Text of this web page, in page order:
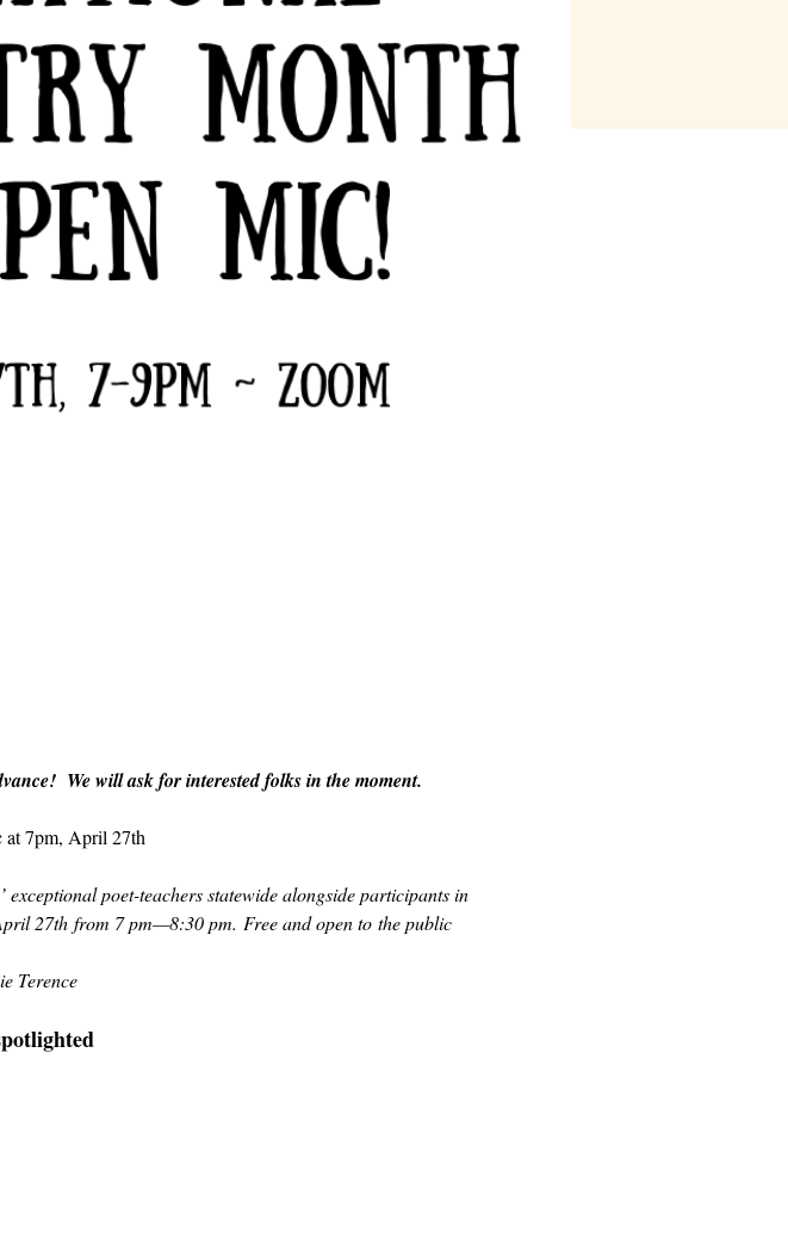
We will ask for interested folks in the moment.
at 7pm, April 27th
poet-teachers statewide alongside participants in
27th from 7 pm—8:30 pm. Free and open to the public
Terence